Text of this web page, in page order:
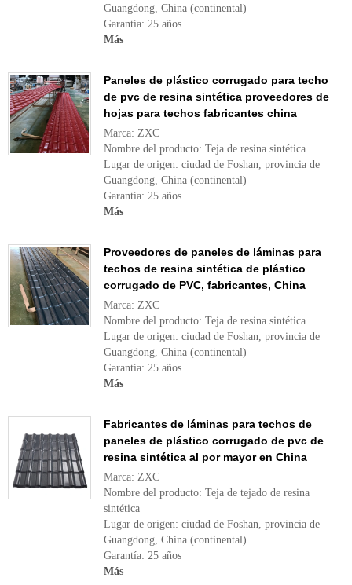
Guangdong, China (continental)
Garantía: 25 años
Más
Paneles de plástico corrugado para techo
de pvc de resina sintética proveedores de
hojas para techos fabricantes china
Marca: ZXC
Nombre del producto: Teja de resina sintética
Lugar de origen: ciudad de Foshan, provincia de
Guangdong, China (continental)
Garantía: 25 años
Más
Proveedores de paneles de láminas para
techos de resina sintética de plástico
corrugado de PVC, fabricantes, China
Marca: ZXC
Nombre del producto: Teja de resina sintética
Lugar de origen: ciudad de Foshan, provincia de
Guangdong, China (continental)
Garantía: 25 años
Más
Fabricantes de láminas para techos de
paneles de plástico corrugado de pvc de
resina sintética al por mayor en China
Marca: ZXC
Nombre del producto: Teja de tejado de resina
sintética
Lugar de origen: ciudad de Foshan, provincia de
Guangdong, China (continental)
Garantía: 25 años
Más